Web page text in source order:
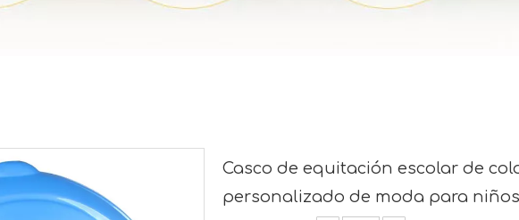
Casco de equitación escolar de
personalizado de moda para